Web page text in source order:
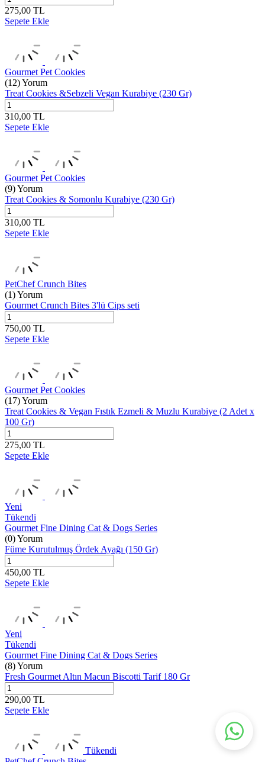
275,00 TL
Sepete Ekle
Gourmet Pet Cookies
(12) Yorum
Treat Cookies &Sebzeli Vegan Kurabiye (230 Gr)
310,00 TL
Sepete Ekle
Gourmet Pet Cookies
(9) Yorum
Treat Cookies & Somonlu Kurabiye (230 Gr)
310,00 TL
Sepete Ekle
PetChef Crunch Bites
(1) Yorum
Gourmet Crunch Bites 3'lü Cips seti
750,00 TL
Sepete Ekle
Gourmet Pet Cookies
(17) Yorum
Treat Cookies & Vegan Fıstık Ezmeli & Muzlu Kurabiye (2 Adet x
100 Gr)
275,00 TL
Sepete Ekle
Yeni
Tükendi
Gourmet Fine Dining Cat & Dogs Series
(0) Yorum
Füme Kurutulmuş Ördek Ayağı (150 Gr)
450,00 TL
Sepete Ekle
Yeni
Tükendi
Gourmet Fine Dining Cat & Dogs Series
(8) Yorum
Fresh Gourmet Altın Macun Biscotti Tarif 180 Gr
290,00 TL
Sepete Ekle
Tükendi